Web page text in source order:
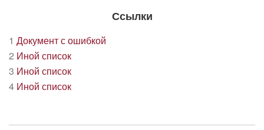
Ссылки
1 Документ с ошибкой
2 Иной список
3 Иной список
4 Иной список